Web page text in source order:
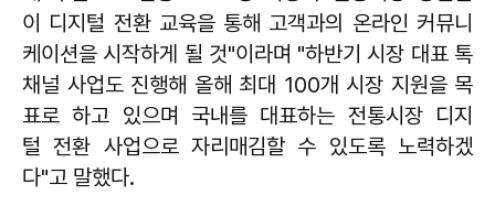
이 디지털 전환 교육을 통해 고객과의 온라인 커뮤니
케이션을 시작하게 될 것"이라며 "하반기 시장 대표 톡
채널 사업도 진행해 올해 최대 100개 시장 지원을 목
표로 하고 있으며 국내를 대표하는 전통시장 디지
털 전환 사업으로 자리매김할 수 있도록 노력하겠
다"고 말했다.